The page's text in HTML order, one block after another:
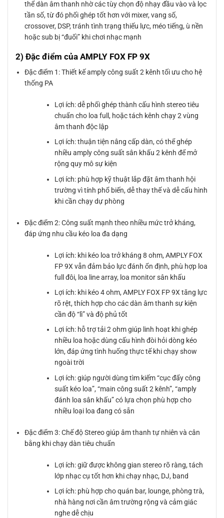
thể dàn âm thanh nhờ các tùy chọn độ nhạy đầu vào và lọc
tần số, từ đó phối ghép tốt hơn với mixer, vang số,
crossover, DSP, tránh tình trạng thiếu lực, méo tiếng, ù nền
hoặc sub bị “đuối” khi chơi nhạc mạnh
2) Đặc điểm của AMPLY FOX FP 9X
Đặc điểm 1: Thiết kế amply công suất 2 kênh tối ưu cho hệ
thống PA
Lợi ích: dễ phối ghép thành cấu hình stereo tiêu
chuẩn cho loa full, hoặc tách kênh chạy 2 vùng
âm thanh độc lập
Lợi ích: thuận tiện nâng cấp dàn, có thể ghép
nhiều amply công suất sân khấu 2 kênh để mở
rộng quy mô sự kiện
Lợi ích: phù hợp kỹ thuật lắp đặt âm thanh hội
trường vì tính phổ biến, dễ thay thế và dễ cấu hình
khi cần chạy dự phòng
Đặc điểm 2: Công suất mạnh theo nhiều mức trở kháng,
đáp ứng nhu cầu kéo loa đa dạng
Lợi ích: khi kéo loa trở kháng 8 ohm, AMPLY FOX
FP 9X vẫn đảm bảo lực đánh ổn định, phù hợp loa
full đôi, loa line array, loa monitor sân khấu
Lợi ích: khi kéo 4 ohm, AMPLY FOX FP 9X tăng lực
rõ rệt, thích hợp cho các dàn âm thanh sự kiện
cần độ “lì” và độ phủ tốt
Lợi ích: hỗ trợ tải 2 ohm giúp linh hoạt khi ghép
nhiều loa hoặc dùng cấu hình đòi hỏi dòng kéo
lớn, đáp ứng tình huống thực tế khi chạy show
ngoài trời
Lợi ích: giúp người dùng tìm kiếm “cục đẩy công
suất kéo loa”, “main công suất 2 kênh”, “amply
đánh loa sân khấu” có lựa chọn phù hợp cho
nhiều loại loa đang có sẵn
Đặc điểm 3: Chế độ Stereo giúp âm thanh tự nhiên và cân
bằng khi chạy dàn tiêu chuẩn
Lợi ích: giữ được không gian stereo rõ ràng, tách
lớp nhạc cụ tốt hơn khi chạy nhạc, DJ, band
Lợi ích: phù hợp cho quán bar, lounge, phòng trà,
nhà hàng nơi cần âm trường rộng và cảm giác
nghe dễ chịu